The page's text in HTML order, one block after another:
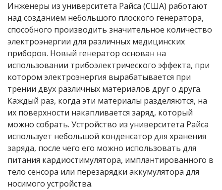
Инженеры из университета Райса (США) работают
над созданием небольшого плоского генератора,
способного производить значительное количество
электроэнергии для различных медицинских
приборов. Новый генератор основан на
использовании трибоэлектрического эффекта, при
котором электроэнергия вырабатывается при
трении двух различных материалов друг о друга.
Каждый раз, когда эти материалы разделяются, на
их поверхности накапливается заряд, который
можно собрать. Устройство из университета Райса
использует небольшой конденсатор для хранения
заряда, после чего его можно использовать для
питания кардиостимулятора, имплантированного в
тело сенсора или перезарядки аккумулятора для
носимого устройства.